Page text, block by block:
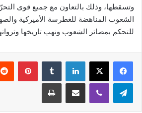
وتسقطها، وذلك بالتعاون مع جميع قوى
الشعوب المناهضة للغطرسة الأميركية
للتحكم بمصائر الشعوب ونهب تاريخها
فيسبوك لينكدإن بينتيريست